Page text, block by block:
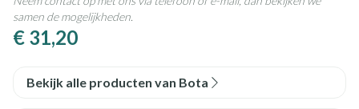
€ 31,20
samen de mogelijkheden.
Bekijk alle producten van Bota